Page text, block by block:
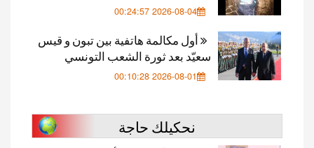
2026-08-04 00:24:57
أول مكالمة هاتفية بين تبون و قيس
سعيّد بعد ثورة الشعب التونسي
2026-08-01 00:10:28
نحكيلك حاجة